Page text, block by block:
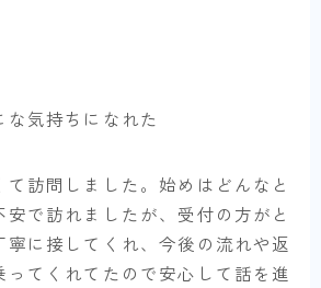
気持ちになれた
訪問しました。始めはどんなと
安で訪れましたが、受付の方がと
寧に接してくれ、今後の流れや返
ってくれてたので安心して話を進